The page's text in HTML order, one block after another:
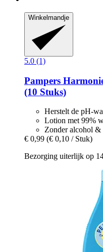
Winkelmandje
5.0 (1)
Pampers
(10 Stuks)
Herstelt de pH-
Lotion met 99%
Zonder alcohol &
€ 0,99 (€ 0,10 / Stuk)
Bezorging uiterlijk op